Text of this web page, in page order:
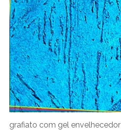
grafiato com gel envelhecedor